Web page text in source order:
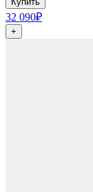
32 090₽
+